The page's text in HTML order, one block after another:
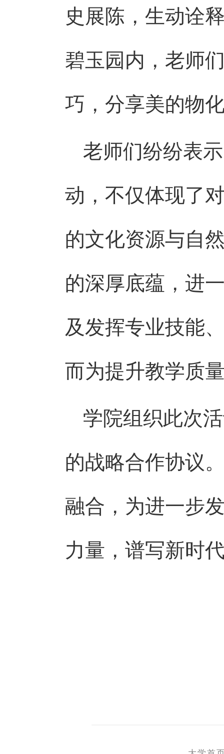
史展陈，生动诠
碧玉园内，老师
巧，分享美的物
老师们纷纷表
动，不仅体现了
的文化资源与自
的深厚底蕴，进
及发挥专业技能
而为提升教学质
学院组织此次
的战略合作协议
融合，为进一步
力量，谱写新时